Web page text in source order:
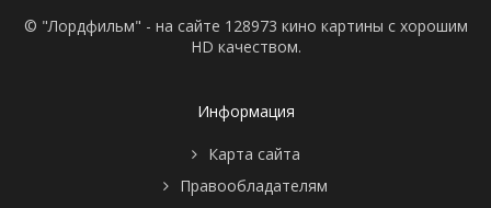
© "Лордфильм" - на сайте 128973 кино картины с хорошим
HD качеством.
Информация
Карта сайта
Правообладателям